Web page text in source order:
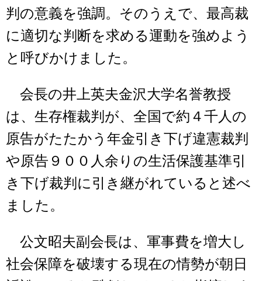
判の意義を強調。そのうえで、最高裁
に適切な判断を求める運動を強めよう
と呼びかけました。
会長の井上英夫金沢大学名誉教授
は、生存権裁判が、全国で約４千人の
原告がたたかう年金引き下げ違憲裁判
や原告９００人余りの生活保護基準引
き下げ裁判に引き継がれていると述べ
ました。
公文昭夫副会長は、軍事費を増大し
社会保障を破壊する現在の情勢が朝日